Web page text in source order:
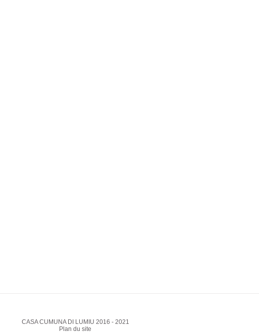
CASA CUMUNA DI LUMIU 2016 - 2021
Plan du site